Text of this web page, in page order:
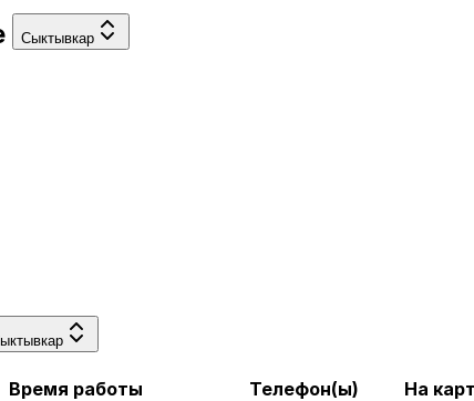
Сыктывкар
Время работы Телефон(ы) На